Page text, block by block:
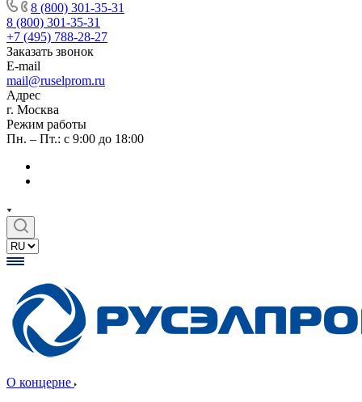
8 (800) 301-35-31
8 (800) 301-35-31
+7 (495) 788-28-27
Заказать звонок
E-mail
mail@ruselprom.ru
Адрес
г. Москва
Режим работы
Пн. – Пт.: с 9:00 до 18:00
О концерне